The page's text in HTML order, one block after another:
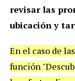
revisar las
ubicación y
En el caso de
función